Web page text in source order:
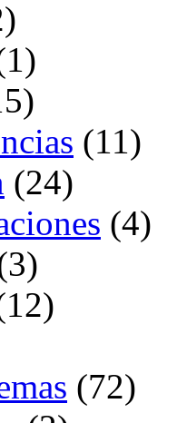
(11)
(24)
(4)
(72)